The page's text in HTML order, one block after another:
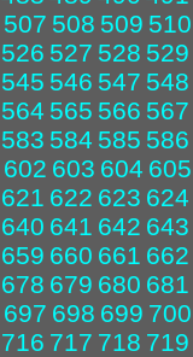
507 508 509 510
526 527 528 529
545 546 547 548
564 565 566 567
583 584 585 586
602 603 604 605
621 622 623 624
640 641 642 643
659 660 661 662
678 679 680 681
697 698 699 700
716 717 718 719